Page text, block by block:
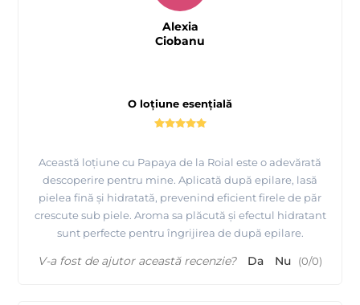
O loțiune esențială
Această loțiune cu Papaya de la Roial este o adevărată
descoperire pentru mine. Aplicată după epilare, lasă
pielea fină și hidratată, prevenind eficient firele de păr
crescute sub piele. Aroma sa plăcută și efectul hidratant
sunt perfecte pentru îngrijirea de după epilare.
Alexia
Ciobanu
V-a fost de ajutor această recenzie? Da Nu (0/0)